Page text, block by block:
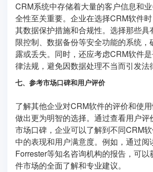
CRM系统中存储着大量的客户信息和
全性至关重要。企业在选择CRM软件
其数据保护措施和合规性。选择那些具
限控制、数据备份等安全功能的系统，
露或丢失。同时，还应考虑CRM软件
律法规，避免因数据处理不当而引发法
七、参考市场口碑和用户评价
了解其他企业对CRM软件的评价和使
做出更为明智的选择。通过查看用户评
市场口碑，企业可以了解到不同CRM
中的表现和用户满意度。例如，通过阅
Forrester等知名咨询机构的报告，可
件市场的全面了解和专业建议。